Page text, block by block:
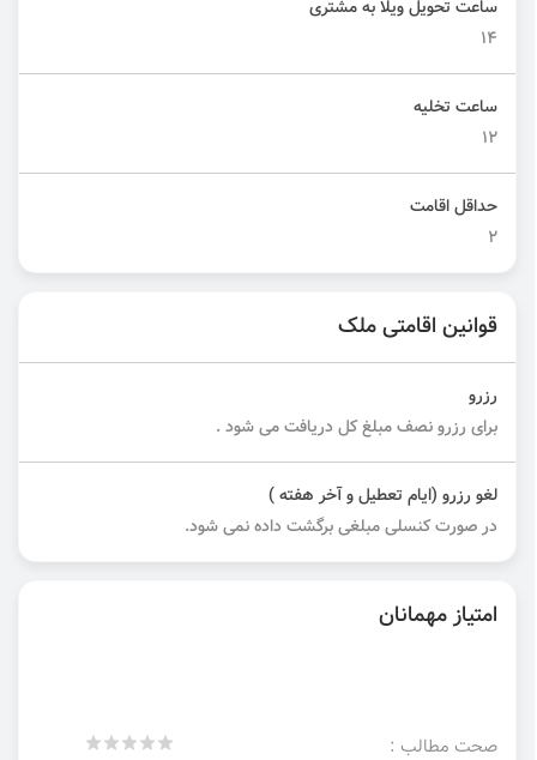
ساعت تحویل ویلا به مشتری
14
ساعت تخلیه
12
حداقل اقامت
2
قوانین اقامتی ملک
رزرو
برای رزرو نصف مبلغ کل دریافت می شود .
لغو رزرو (ایام تعطیل و آخر هفته )
در صورت کنسلی مبلغی برگشت داده نمی شود.
امتیاز مهمانان
صحت مطالب :